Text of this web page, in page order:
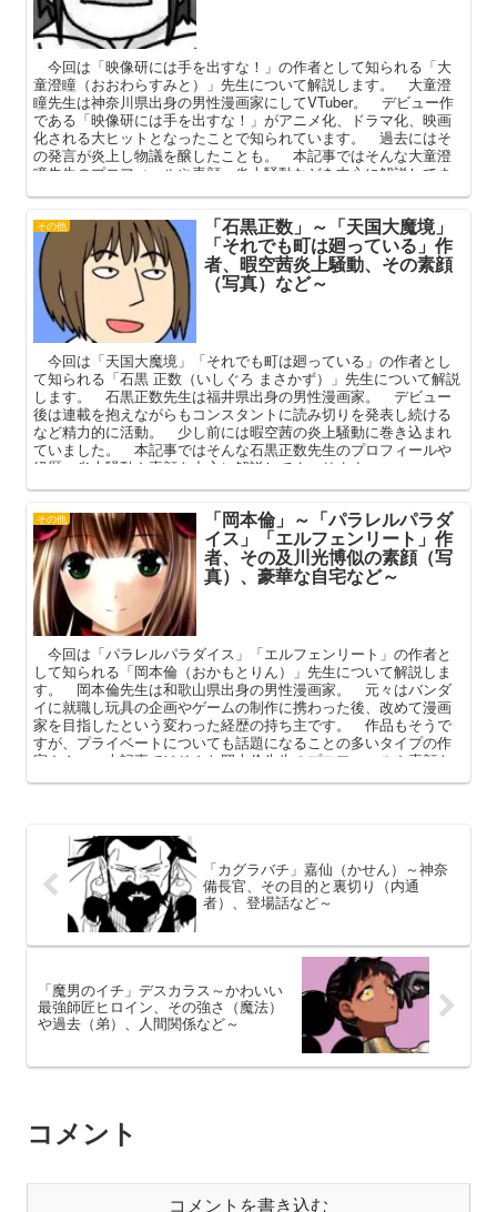
今回は「映像研には手を出すな！」の作者として知られる「大
童澄瞳（おおわらすみと）」先生について解説します。 大童澄
瞳先生は神奈川県出身の男性漫画家にしてVTuber。 デビュー作
である「映像研には手を出すな！」がアニメ化、ドラマ化、映画
化される大ヒットとなったことで知られています。 過去にはそ
の発言が炎上し物議を醸したことも。 本記事ではそんな大童澄
瞳先生のプロフィールや素顔、炎上騒動などを中心に解説してま
その他 「石黒正数」～「天国大魔境」
「それでも町は廻っている」作
者、暇空茜炎上騒動、その素顔
（写真）など～
今回は「天国大魔境」「それでも町は廻っている」の作者とし
て知られる「石黒 正数（いしぐろ まさかず）」先生について解説
します。 石黒正数先生は福井県出身の男性漫画家。 デビュー
後は連載を抱えながらもコンスタントに読み切りを発表し続ける
など精力的に活動。 少し前には暇空茜の炎上騒動に巻き込まれ
ていました。 本記事ではそんな石黒正数先生のプロフィールや
経歴、炎上騒動や素顔を中心に解説してまいります。
その他 「岡本倫」～「パラレルパラダ
イス」「エルフェンリート」作
者、その及川光博似の素顔（写
真）、豪華な自宅など～
今回は「パラレルパラダイス」「エルフェンリート」の作者と
して知られる「岡本倫（おかもとりん）」先生について解説しま
す。 岡本倫先生は和歌山県出身の男性漫画家。 元々はバンダ
イに就職し玩具の企画やゲームの制作に携わった後、改めて漫画
家を目指したという変わった経歴の持ち主です。 作品もそうで
すが、プライベートについても話題になることの多いタイプの作
家さん。 本記事ではそんな岡本倫先生のプロフィールや素顔を
中心に解説してまいります。
「カグラバチ」嘉仙（かせん）～神奈
備長官、その目的と裏切り（内通
者）、登場話など～
「魔男のイチ」デスカラス～かわいい
最強師匠ヒロイン、その強さ（魔法）
や過去（弟）、人間関係など～
コメント
コメントを書き込む